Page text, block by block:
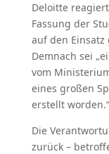
Deloitte
Fassung der
auf den
Demnach sei
vom
eines großen
erstellt worden.“
Die
zurück –